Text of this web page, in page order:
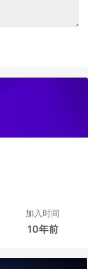
加入时间
10年前